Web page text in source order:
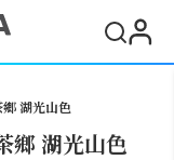
鄉 湖光山色
鄉 湖光山色